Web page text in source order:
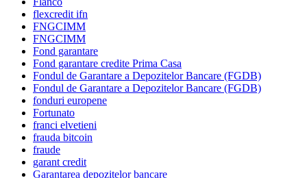
flexcredit ifn
FNGCIMM
FNGCIMM
Fond garantare
Fond garantare credite Prima Casa
Fondul de Garantare a Depozitelor Bancare (FGDB)
Fondul de Garantare a Depozitelor Bancare (FGDB)
fonduri europene
Fortunato
franci elvetieni
frauda bitcoin
fraude
garant credit
Garantarea depozitelor bancare